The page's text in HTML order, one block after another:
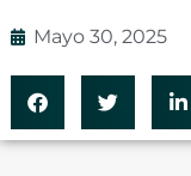
Mayo 30, 2025